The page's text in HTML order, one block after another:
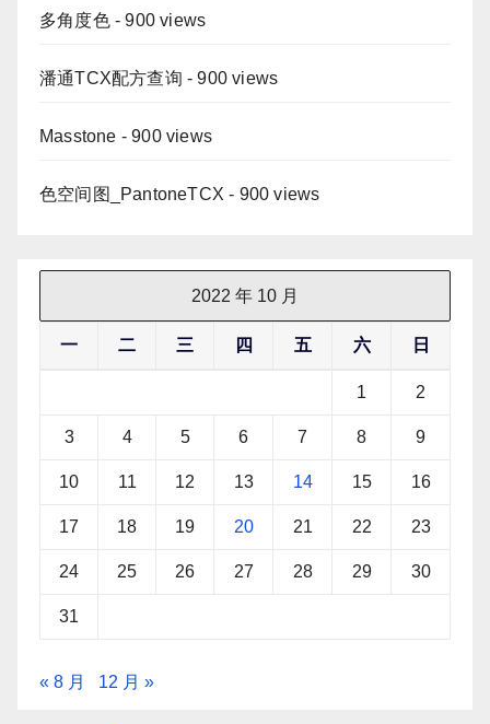
多角度色- 900 views
潘通TCX配方查询 - 900 views
Masstone - 900 views
色空间图_PantoneTCX - 900 views
2022 年 10 月
一 二 三 四 五 六 日
1 2
3 4 5 6 7 8 9
10 11 12 13 14 15 16
17 18 19 20 21 22 23
24 25 26 27 28 29 30
31
« 8 月 12 月 »